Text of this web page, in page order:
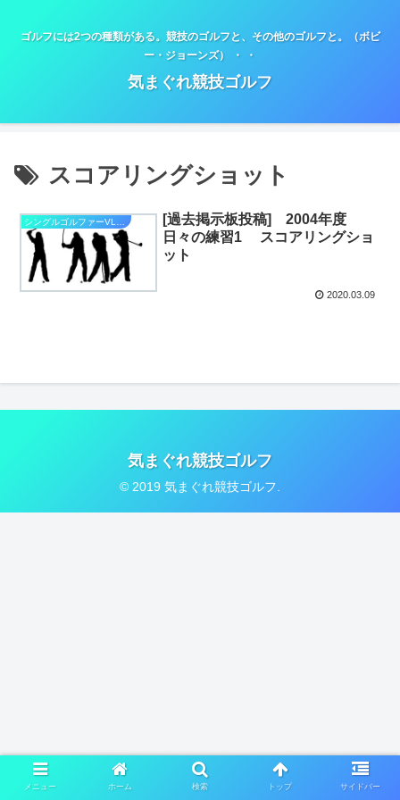
ゴルフには2つの種類がある。競技のゴルフと、その他のゴルフと。（ボビ
ー・ジョーンズ） ・ ・
気まぐれ競技ゴルフ
スコアリングショット
[過去掲示板投稿] 2004年度
日々の練習1 スコアリングショ
ット
2020.03.09
気まぐれ競技ゴルフ
© 2019 気まぐれ競技ゴルフ.
メニュー ホーム 検索 トップ サイドバー